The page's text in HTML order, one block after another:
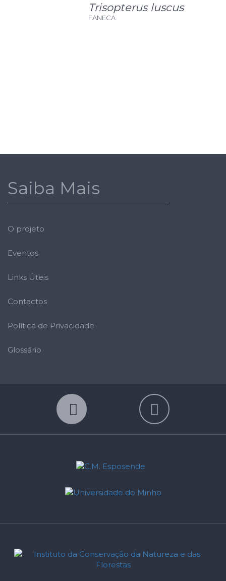
Trisopterus luscus
FANECA
Saiba Mais
O projeto
Eventos
Links Úteis
Contactos
Política de Privacidade
Glossário